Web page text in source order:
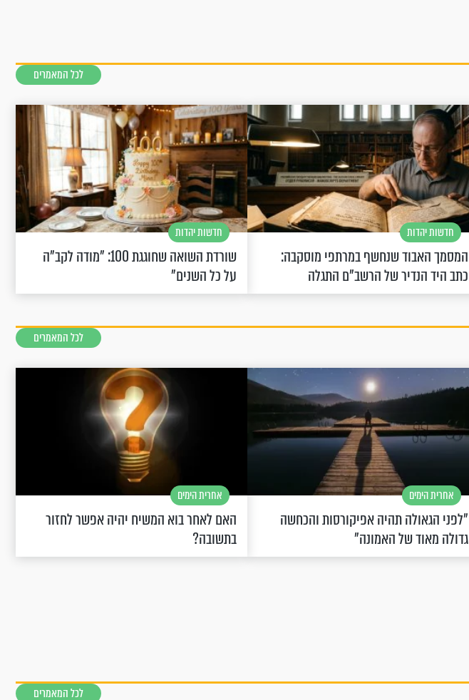
לכל המאמרים
חדשות יהדות
המסמך האבוד שנחשף במרתפי מוסקבה:
כתב היד הנדיר של הרשב"ם התגלה
חדשות יהדות
שורדת השואה שחוגגת 100: "מודה לקב"ה
על כל השנים"
לכל המאמרים
אחרית הימים
"לפני הגאולה תהיה אפיקורסות והכחשה
גדולה מאוד של האמונה"
אחרית הימים
האם לאחר בוא המשיח יהיה אפשר לחזור
בתשובה?
לכל המאמרים